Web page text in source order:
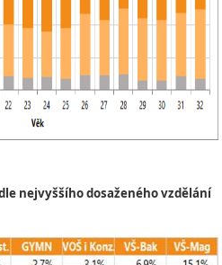
nejvyššího dosaženého vzdělání